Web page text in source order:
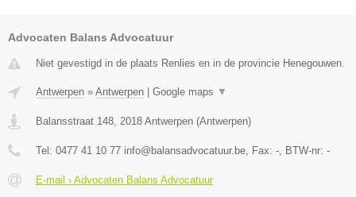
Advocaten Balans Advocatuur
Niet gevestigd in de plaats Renlies en in de provincie Henegouwen.
Antwerpen » Antwerpen Google maps ▼
Balansstraat 148, 2018 Antwerpen (Antwerpen)
Tel: 0477 41 10 77 info@balansadvocatuur.be, Fax: -, BTW-nr: -
E-mail › Advocaten Balans Advocatuur